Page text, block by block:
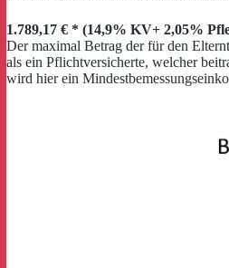
1.789,17 € * (14,9% KV+ 2,05%
Der maximal Betrag der für den
als ein Pflichtversicherte, welcher
wird hier ein